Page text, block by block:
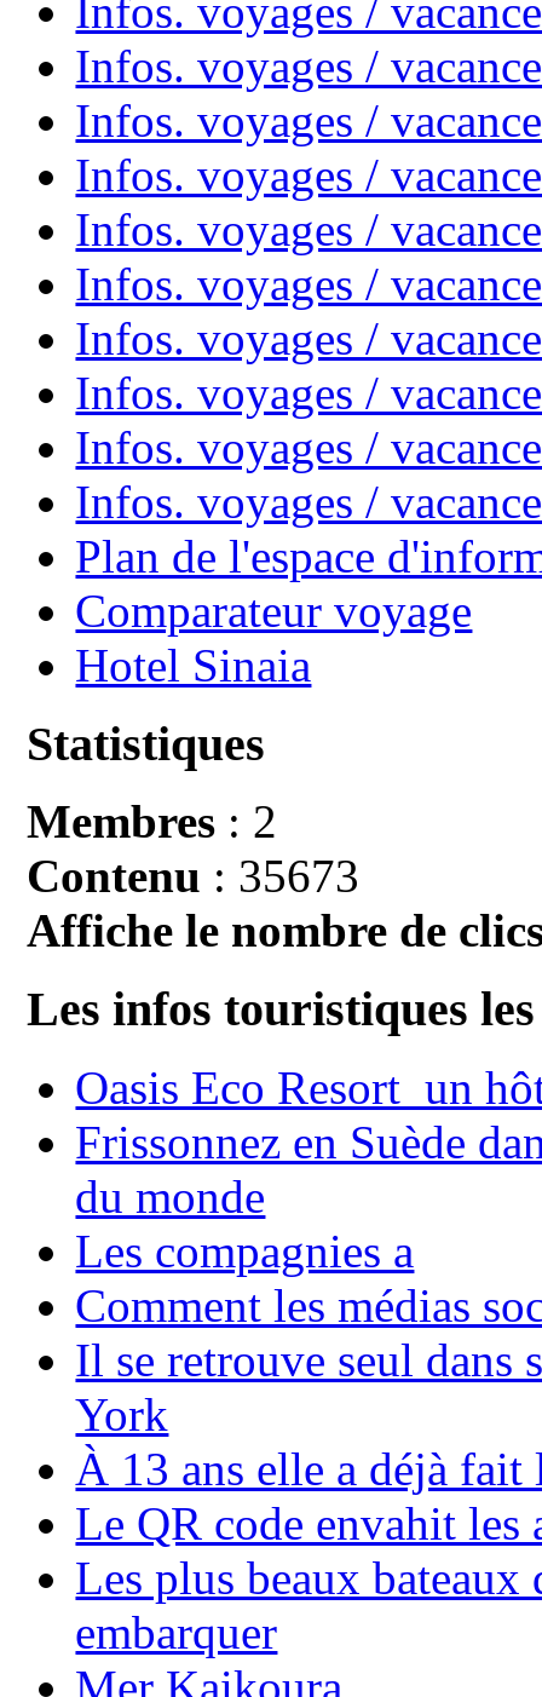
Infos. voyages /
Infos. voyages /
Infos. voyages /
Infos. voyages /
Infos. voyages /
Infos. voyages /
Infos. voyages /
Infos. voyages /
Infos. voyages /
Infos. voyages /
Plan de l'espace
Comparateur voyage
Hotel Sinaia
Statistiques
Membres : 2
Contenu : 35673
Affiche le nombre de
Les infos touristiques
Oasis Eco Resort un
Frissonnez en Suède
du monde
Les compagnies a
Comment les médias
Il se retrouve seul dans
York
À 13 ans elle a déjà
Le QR code envahit les
Les plus beaux bateaux
embarquer
Mer Kaikoura